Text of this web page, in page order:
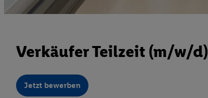
Verkäufer Teilzeit (m/w/d)
Jetzt bewerben